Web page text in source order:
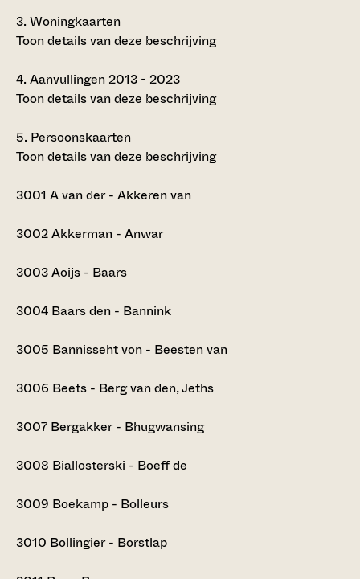
3.Woningkaarten
Toon details van deze beschrijving
4.Aanvullingen 2013 - 2023
Toon details van deze beschrijving
5. Persoonskaarten
Toon details van deze beschrijving
3001 A van der - Akkeren van
3002Akkerman - Anwar
3003Aoijs - Baars
3004 Baars den - Bannink
3005 Bannisseht von - Beesten van
3006 Beets - Berg van den, Jeths
3007 Bergakker - Bhugwansing
3008 Biallosterski - Boeff de
3009 Boekamp - Bolleurs
3010 Bollingier - Borstlap